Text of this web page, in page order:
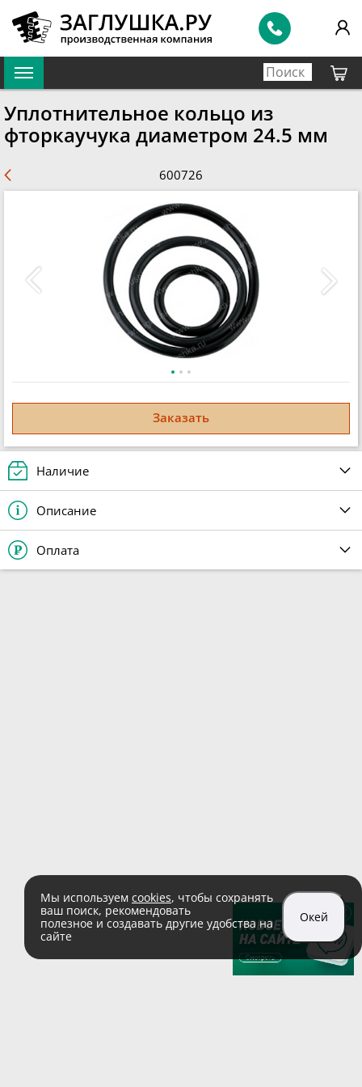
Уплотнительное кольцо из
фторкаучука диаметром 24.5 мм
600726
Заказать
Наличие
Описание
Оплата
Мы используем cookies, чтобы сохранять
ваш поиск, рекомендовать
полезное и создавать другие удобства на
сайте
Окей